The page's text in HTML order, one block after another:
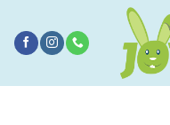
conținut